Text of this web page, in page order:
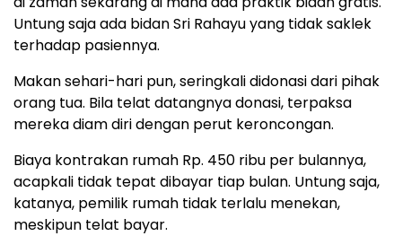
Untung saja ada bidan Sri Rahayu yang tidak saklek
terhadap pasiennya.
Makan sehari-hari pun, seringkali didonasi dari pihak
orang tua. Bila telat datangnya donasi, terpaksa
mereka diam diri dengan perut keroncongan.
Biaya kontrakan rumah Rp. 450 ribu per bulannya,
acapkali tidak tepat dibayar tiap bulan. Untung saja,
katanya, pemilik rumah tidak terlalu menekan,
meskipun telat bayar.